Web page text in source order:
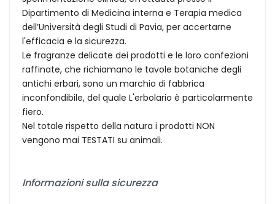
Dipartimento di Medicina interna e Terapia medica
dell’Università degli Studi di Pavia, per accertarne
l'efficacia e la sicurezza.
Le fragranze delicate dei prodotti e le loro confezioni
raffinate, che richiamano le tavole botaniche degli
antichi erbari, sono un marchio di fabbrica
inconfondibile, del quale L'erbolario è particolarmente
fiero.
Nel totale rispetto della natura i prodotti NON
vengono mai TESTATI su animali.
Informazioni sulla sicurezza